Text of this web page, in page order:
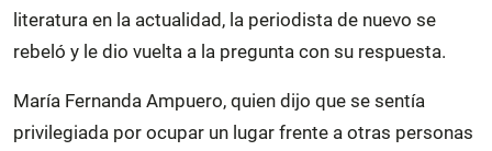
literatura en la actualidad, la periodista de nuevo se
rebeló y le dio vuelta a la pregunta con su respuesta.
María Fernanda Ampuero, quien dijo que se sentía
privilegiada por ocupar un lugar frente a otras personas